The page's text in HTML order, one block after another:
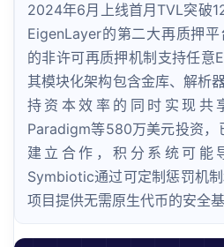
2024年6月上线首月TVL突破
EigenLayer的第二大再质押
的非许可再质押机制支持任意
其模块化架构包含金库、解析
持资本效率的同时实现共
Paradigm等580万美元投资，
建立合作，积分系统可能
Symbiotic通过可定制惩罚机
项目提供无需原生代币的安全